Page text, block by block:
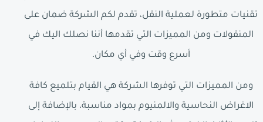
تقنيات متطورة لعملية النقل، تقدم لكم الشركة ضمان على
المنقولات ومن المميزات التي تقدمها أننا نصلك اليك في
أسرع وقت وفي أي مكان.
ومن المميزات التي توفرها الشركة هي القيام بتلميع كافة
الاغراض النحاسية والالمنيوم بمواد مناسبة، بالإضافة إلى